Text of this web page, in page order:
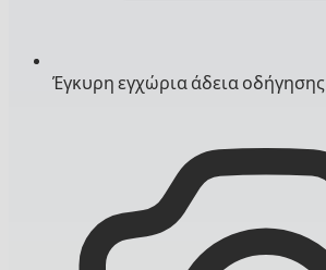
Έγκυρη εγχώρια άδεια οδήγησης